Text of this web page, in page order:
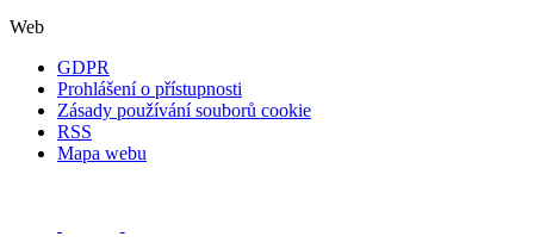
Web
GDPR
Prohlášení o přístupnosti
Zásady používání souborů cookie
RSS
Mapa webu